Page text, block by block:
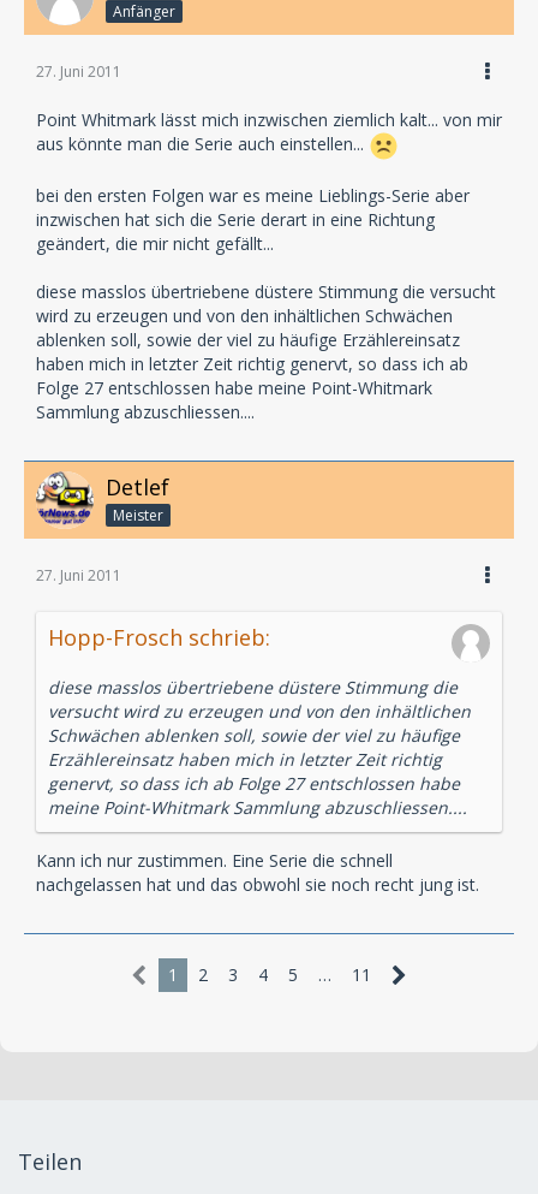
Anfänger
27. Juni 2011
Point Whitmark lässt mich inzwischen ziemlich kalt... von mir
aus könnte man die Serie auch einstellen...
bei den ersten Folgen war es meine Lieblings-Serie aber
inzwischen hat sich die Serie derart in eine Richtung
geändert, die mir nicht gefällt...
diese masslos übertriebene düstere Stimmung die versucht
wird zu erzeugen und von den inhältlichen Schwächen
ablenken soll, sowie der viel zu häufige Erzählereinsatz
haben mich in letzter Zeit richtig genervt, so dass ich ab
Folge 27 entschlossen habe meine Point-Whitmark
Sammlung abzuschliessen....
Detlef
Meister
27. Juni 2011
Hopp-Frosch schrieb:
diese masslos übertriebene düstere Stimmung die
versucht wird zu erzeugen und von den inhältlichen
Schwächen ablenken soll, sowie der viel zu häufige
Erzählereinsatz haben mich in letzter Zeit richtig
genervt, so dass ich ab Folge 27 entschlossen habe
meine Point-Whitmark Sammlung abzuschliessen....
Kann ich nur zustimmen. Eine Serie die schnell
nachgelassen hat und das obwohl sie noch recht jung ist.
1 2 3 4 5 … 11
Teilen